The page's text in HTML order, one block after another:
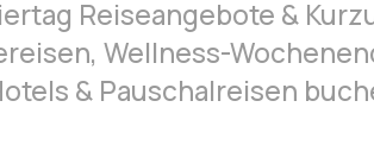
Reiseangebote &
Wellness-
& Pauschalreisen